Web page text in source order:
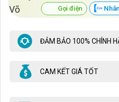
Gọi điện
ĐẢM BẢO 100% CHÍNH
CAM KẾT GIÁ TỐT